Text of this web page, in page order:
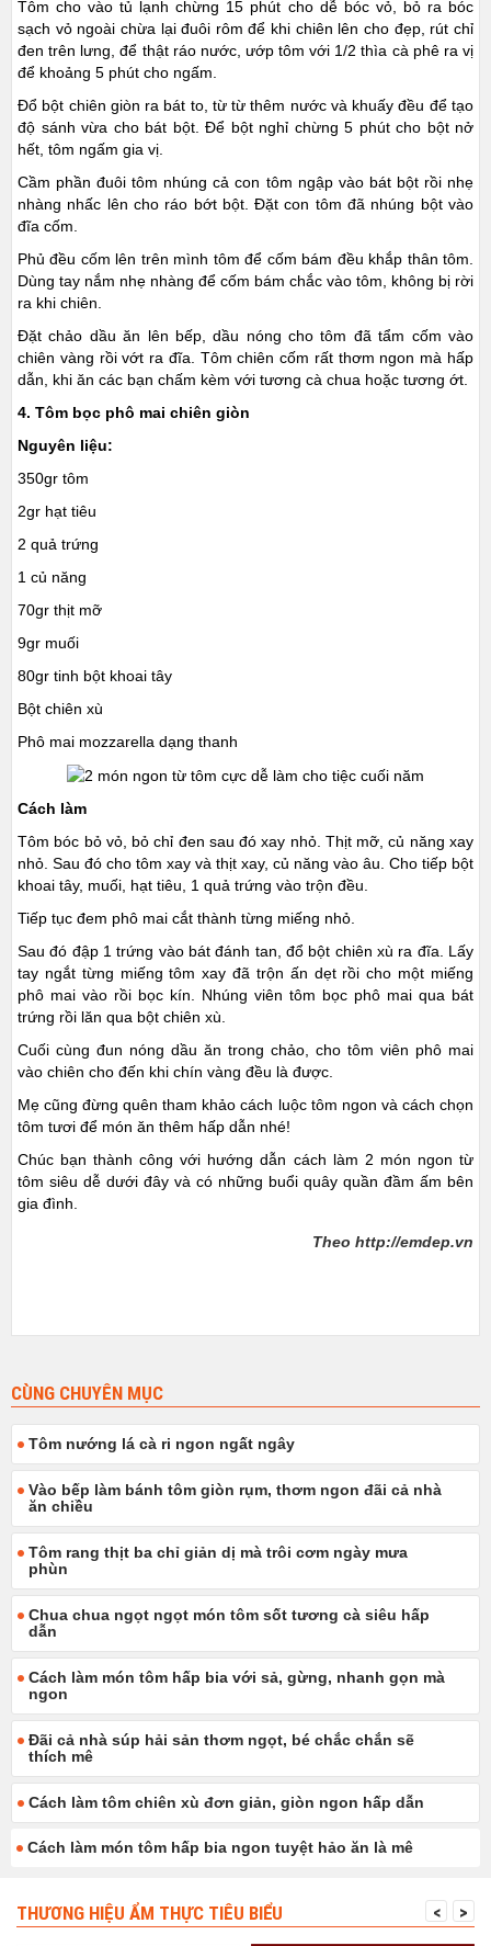
Tôm cho vào tủ lạnh chừng 15 phút cho dễ bóc vỏ, bỏ ra bóc
sạch vỏ ngoài chừa lại đuôi rôm để khi chiên lên cho đẹp, rút chỉ
đen trên lưng, để thật ráo nước, ướp tôm với 1/2 thìa cà phê ra vị
để khoảng 5 phút cho ngấm.
Đổ bột chiên giòn ra bát to, từ từ thêm nước và khuấy đều để tạo
độ sánh vừa cho bát bột. Để bột nghỉ chừng 5 phút cho bột nở
hết, tôm ngấm gia vị.
Cầm phần đuôi tôm nhúng cả con tôm ngập vào bát bột rồi nhẹ
nhàng nhấc lên cho ráo bớt bột. Đặt con tôm đã nhúng bột vào
đĩa cốm.
Phủ đều cốm lên trên mình tôm để cốm bám đều khắp thân tôm.
Dùng tay nắm nhẹ nhàng để cốm bám chắc vào tôm, không bị rời
ra khi chiên.
Đặt chảo dầu ăn lên bếp, dầu nóng cho tôm đã tẩm cốm vào
chiên vàng rồi vớt ra đĩa. Tôm chiên cốm rất thơm ngon mà hấp
dẫn, khi ăn các bạn chấm kèm với tương cà chua hoặc tương ớt.
4. Tôm bọc phô mai chiên giòn
Nguyên liệu:
350gr tôm
2gr hạt tiêu
2 quả trứng
1 củ năng
70gr thịt mỡ
9gr muối
80gr tinh bột khoai tây
Bột chiên xù
Phô mai mozzarella dạng thanh
Cách làm
Tôm bóc bỏ vỏ, bỏ chỉ đen sau đó xay nhỏ. Thịt mỡ, củ năng xay
nhỏ. Sau đó cho tôm xay và thịt xay, củ năng vào âu. Cho tiếp bột
khoai tây, muối, hạt tiêu, 1 quả trứng vào trộn đều.
Tiếp tục đem phô mai cắt thành từng miếng nhỏ.
Sau đó đập 1 trứng vào bát đánh tan, đổ bột chiên xù ra đĩa. Lấy
tay ngắt từng miếng tôm xay đã trộn ấn dẹt rồi cho một miếng
phô mai vào rồi bọc kín. Nhúng viên tôm bọc phô mai qua bát
trứng rồi lăn qua bột chiên xù.
Cuối cùng đun nóng dầu ăn trong chảo, cho tôm viên phô mai
vào chiên cho đến khi chín vàng đều là được.
Mẹ cũng đừng quên tham khảo cách luộc tôm ngon và cách chọn
tôm tươi để món ăn thêm hấp dẫn nhé!
Chúc bạn thành công với hướng dẫn cách làm 2 món ngon từ
tôm siêu dễ dưới đây và có những buổi quây quần đầm ấm bên
gia đình.
Theo http://emdep.vn
CÙNG CHUYÊN MỤC
Tôm nướng lá cà ri ngon ngất ngây
Vào bếp làm bánh tôm giòn rụm, thơm ngon đãi cả nhà
ăn chiều
Tôm rang thịt ba chỉ giản dị mà trôi cơm ngày mưa
phùn
Chua chua ngọt ngọt món tôm sốt tương cà siêu hấp
dẫn
Cách làm món tôm hấp bia với sả, gừng, nhanh gọn mà
ngon
Đãi cả nhà súp hải sản thơm ngọt, bé chắc chắn sẽ
thích mê
Cách làm tôm chiên xù đơn giản, giòn ngon hấp dẫn
Cách làm món tôm hấp bia ngon tuyệt hảo ăn là mê
THƯƠNG HIỆU ẨM THỰC TIÊU BIỂU < >